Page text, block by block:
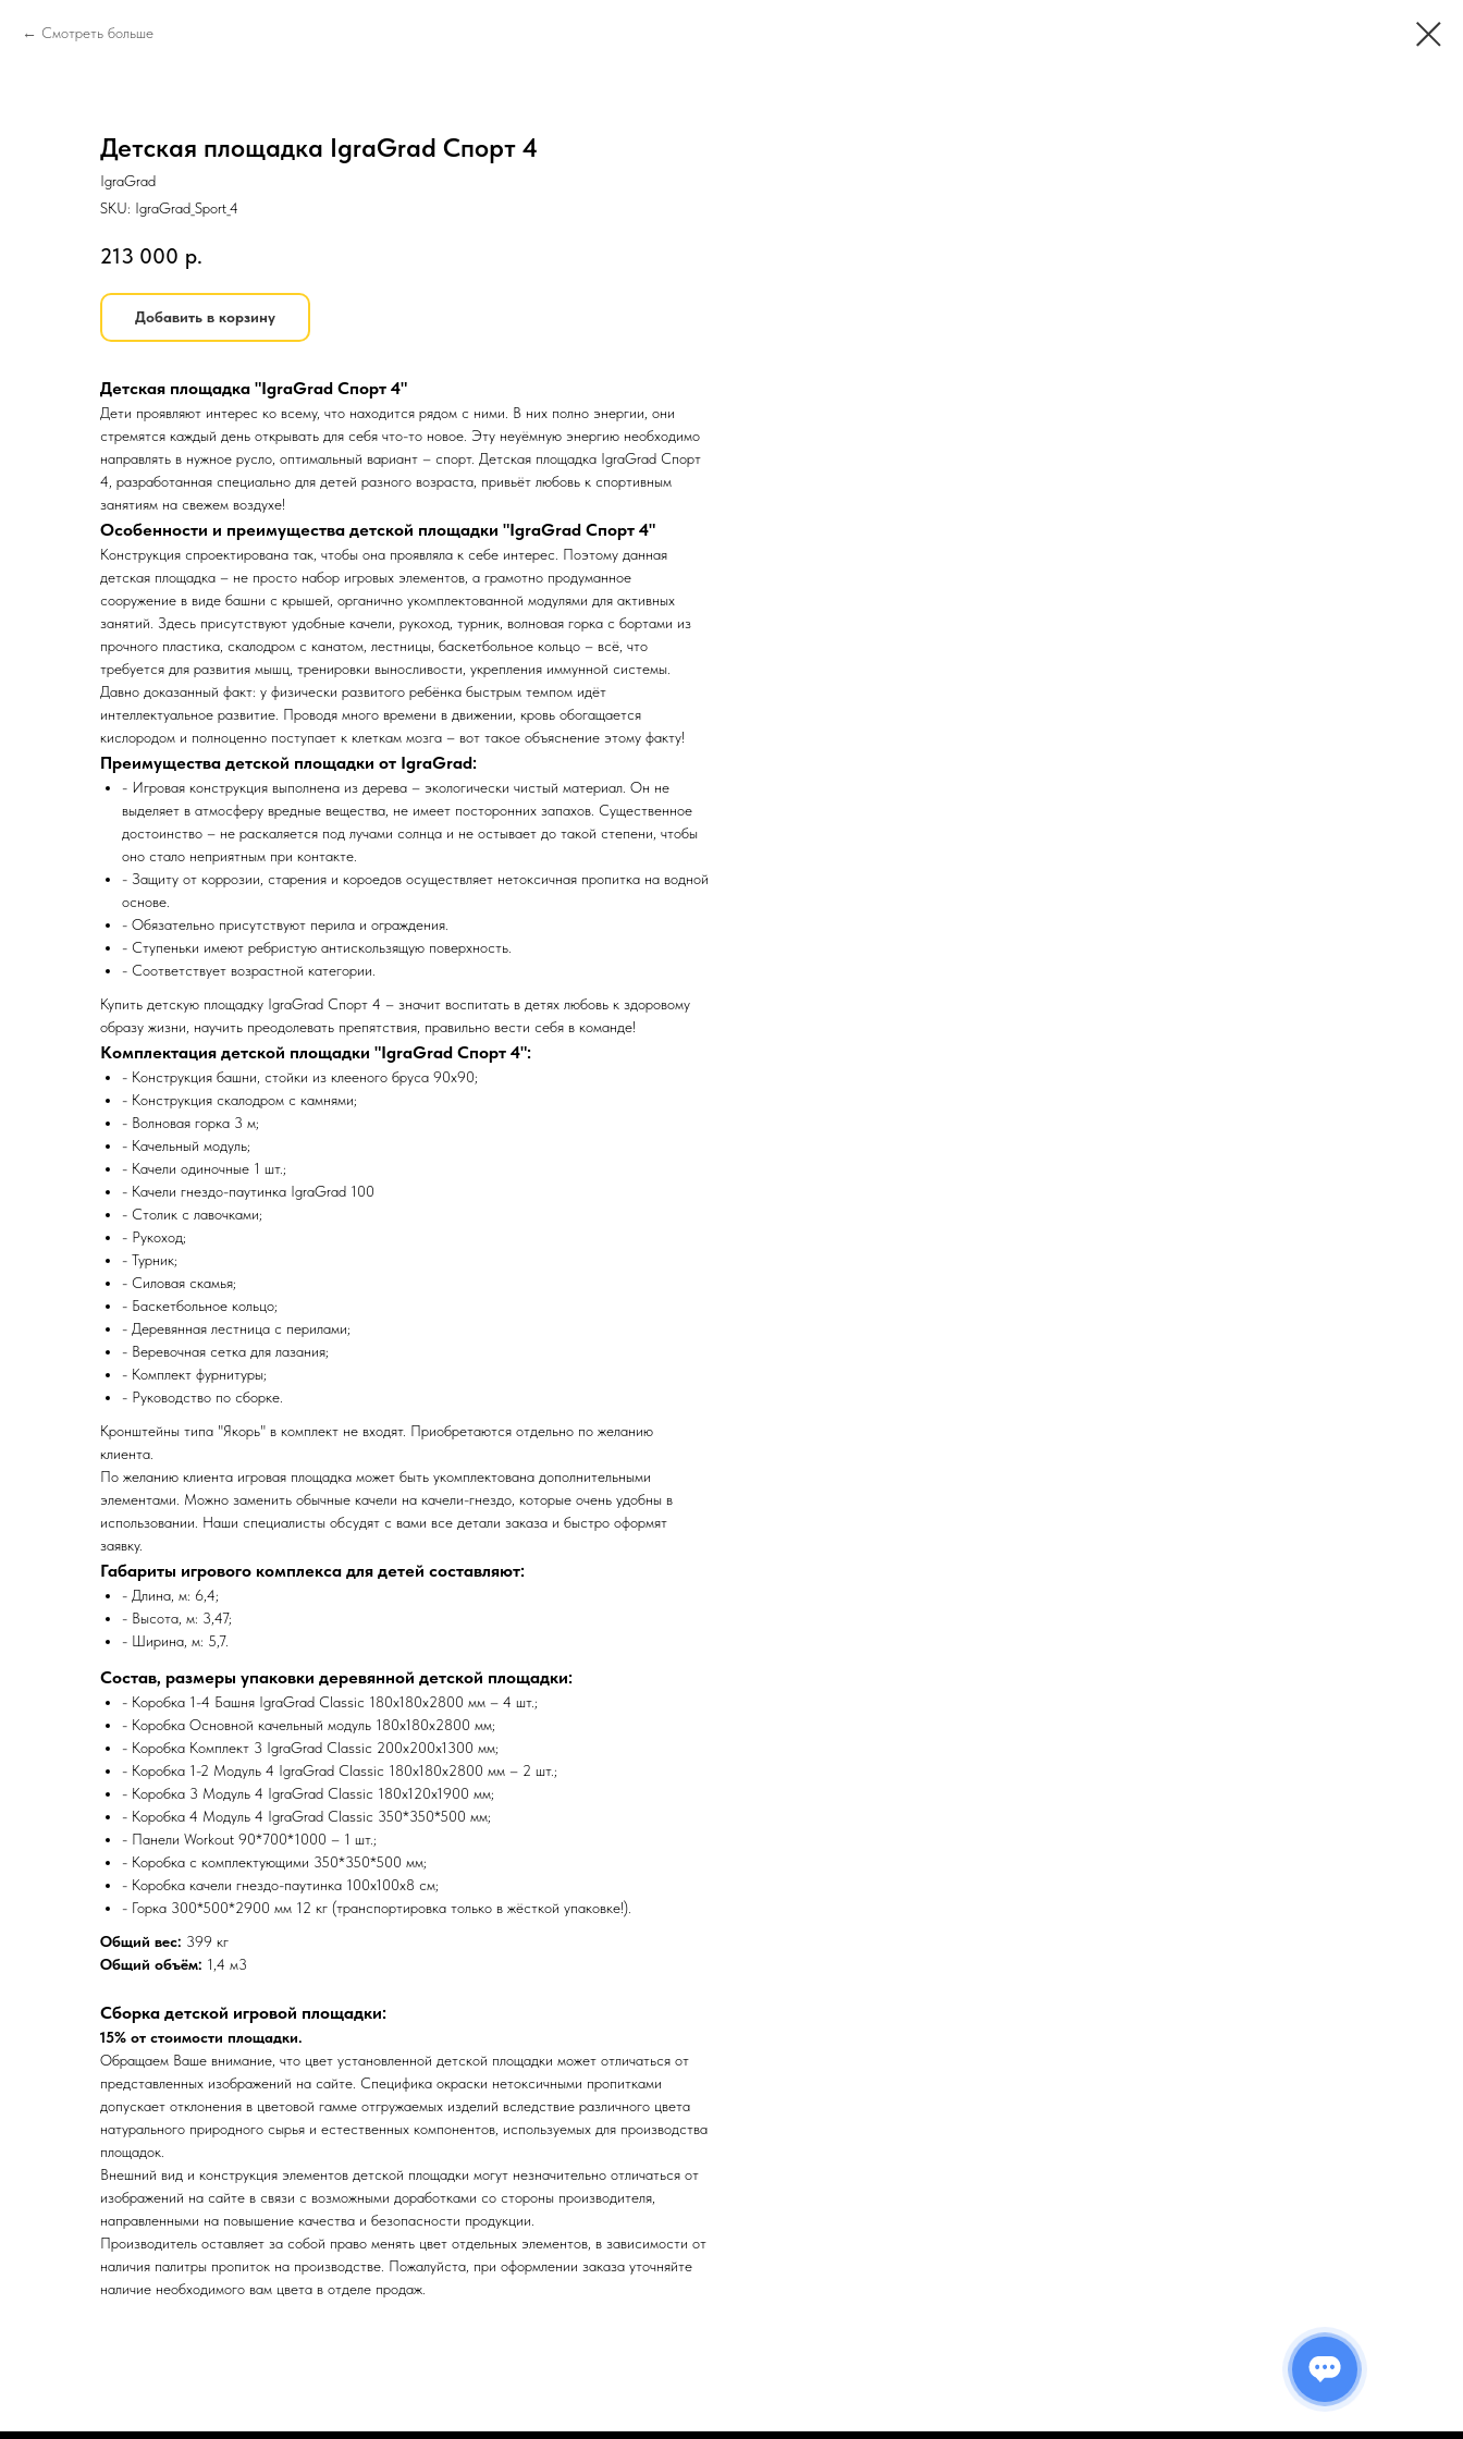
Смотреть больше
Детская площадка IgraGrad Спорт 4
IgraGrad
SKU: IgraGrad_Sport_4
213 000 р.
Добавить в корзину
Детская площадка "IgraGrad Спорт 4"
Дети проявляют интерес ко всему, что находится рядом с ними. В них полно энергии, они
стремятся каждый день открывать для себя что-то новое. Эту неуёмную энергию необходимо
направлять в нужное русло, оптимальный вариант – спорт. Детская площадка IgraGrad Спорт
4, разработанная специально для детей разного возраста, привьёт любовь к спортивным
занятиям на свежем воздухе!
Особенности и преимущества детской площадки "IgraGrad Спорт 4"
Конструкция спроектирована так, чтобы она проявляла к себе интерес. Поэтому данная
детская площадка – не просто набор игровых элементов, а грамотно продуманное
сооружение в виде башни с крышей, органично укомплектованной модулями для активных
занятий. Здесь присутствуют удобные качели, рукоход, турник, волновая горка с бортами из
прочного пластика, скалодром с канатом, лестницы, баскетбольное кольцо – всё, что
требуется для развития мышц, тренировки выносливости, укрепления иммунной системы.
Давно доказанный факт: у физически развитого ребёнка быстрым темпом идёт
интеллектуальное развитие. Проводя много времени в движении, кровь обогащается
кислородом и полноценно поступает к клеткам мозга – вот такое объяснение этому факту!
Преимущества детской площадки от IgraGrad:
- Игровая конструкция выполнена из дерева – экологически чистый материал. Он не
выделяет в атмосферу вредные вещества, не имеет посторонних запахов. Существенное
достоинство – не раскаляется под лучами солнца и не остывает до такой степени, чтобы
оно стало неприятным при контакте.
- Защиту от коррозии, старения и короедов осуществляет нетоксичная пропитка на водной
основе.
- Обязательно присутствуют перила и ограждения.
- Ступеньки имеют ребристую антискользящую поверхность.
- Соответствует возрастной категории.
Купить детскую площадку IgraGrad Спорт 4 – значит воспитать в детях любовь к здоровому
образу жизни, научить преодолевать препятствия, правильно вести себя в команде!
Комплектация детской площадки "IgraGrad Спорт 4":
- Конструкция башни, стойки из клееного бруса 90х90;
- Конструкция скалодром с камнями;
- Волновая горка 3 м;
- Качельный модуль;
- Качели одиночные 1 шт.;
- Качели гнездо-паутинка IgraGrad 100
- Столик с лавочками;
- Рукоход;
- Турник;
- Силовая скамья;
- Баскетбольное кольцо;
- Деревянная лестница с перилами;
- Веревочная сетка для лазания;
- Комплект фурнитуры;
- Руководство по сборке.
Кронштейны типа "Якорь" в комплект не входят. Приобретаются отдельно по желанию
клиента.
По желанию клиента игровая площадка может быть укомплектована дополнительными
элементами. Можно заменить обычные качели на качели-гнездо, которые очень удобны в
использовании. Наши специалисты обсудят с вами все детали заказа и быстро оформят
заявку.
Габариты игрового комплекса для детей составляют:
- Длина, м: 6,4;
- Высота, м: 3,47;
- Ширина, м: 5,7.
Состав, размеры упаковки деревянной детской площадки:
- Коробка 1-4 Башня IgraGrad Classic 180х180х2800 мм – 4 шт.;
- Коробка Основной качельный модуль 180х180х2800 мм;
- Коробка Комплект 3 IgraGrad Classic 200х200х1300 мм;
- Коробка 1-2 Модуль 4 IgraGrad Classic 180х180х2800 мм – 2 шт.;
- Коробка 3 Модуль 4 IgraGrad Classic 180х120х1900 мм;
- Коробка 4 Модуль 4 IgraGrad Classic 350*350*500 мм;
- Панели Workout 90*700*1000 – 1 шт.;
- Коробка с комплектующими 350*350*500 мм;
- Коробка качели гнездо-паутинка 100х100х8 см;
- Горка 300*500*2900 мм 12 кг (транспортировка только в жёсткой упаковке!).
Общий вес: 399 кг
Общий объём: 1,4 м3
Сборка детской игровой площадки:
15% от стоимости площадки.
Обращаем Ваше внимание, что цвет установленной детской площадки может отличаться от
представленных изображений на сайте. Специфика окраски нетоксичными пропитками
допускает отклонения в цветовой гамме отгружаемых изделий вследствие различного цвета
натурального природного сырья и естественных компонентов, используемых для производства
площадок.
Внешний вид и конструкция элементов детской площадки могут незначительно отличаться от
изображений на сайте в связи с возможными доработками со стороны производителя,
направленными на повышение качества и безопасности продукции.
Производитель оставляет за собой право менять цвет отдельных элементов, в зависимости от
наличия палитры пропиток на производстве. Пожалуйста, при оформлении заказа уточняйте
наличие необходимого вам цвета в отделе продаж.